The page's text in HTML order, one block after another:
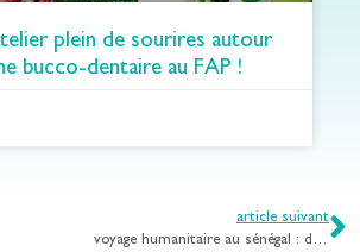
plein de sourires autour
bucco-dentaire au FAP !
article suivant
voyage humanitaire au sénégal : déjà de retour !